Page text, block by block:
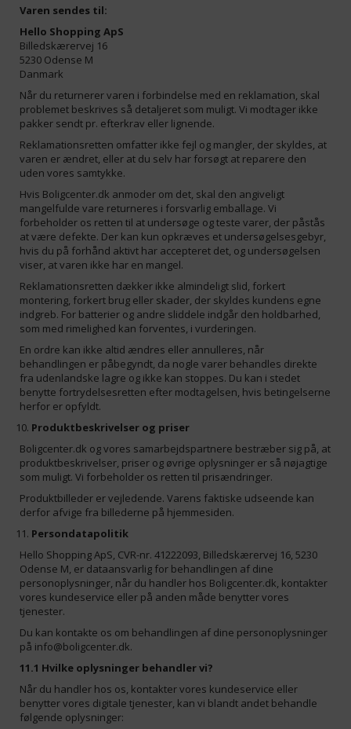
Varen sendes til:
Hello Shopping ApS
Billedskærervej 16
5230 Odense M
Danmark
Når du returnerer varen i forbindelse med en reklamation, skal
problemet beskrives så detaljeret som muligt. Vi modtager ikke
pakker sendt pr. efterkrav eller lignende.
Reklamationsretten omfatter ikke fejl og mangler, der skyldes, at
varen er ændret, eller at du selv har forsøgt at reparere den
uden vores samtykke.
Hvis Boligcenter.dk anmoder om det, skal den angiveligt
mangelfulde vare returneres i forsvarlig emballage. Vi
forbeholder os retten til at undersøge og teste varer, der påstås
at være defekte. Der kan kun opkræves et undersøgelsesgebyr,
hvis du på forhånd aktivt har accepteret det, og undersøgelsen
viser, at varen ikke har en mangel.
Reklamationsretten dækker ikke almindeligt slid, forkert
montering, forkert brug eller skader, der skyldes kundens egne
indgreb. For batterier og andre sliddele indgår den holdbarhed,
som med rimelighed kan forventes, i vurderingen.
En ordre kan ikke altid ændres eller annulleres, når
behandlingen er påbegyndt, da nogle varer behandles direkte
fra udenlandske lagre og ikke kan stoppes. Du kan i stedet
benytte fortrydelsesretten efter modtagelsen, hvis betingelserne
herfor er opfyldt.
Produktbeskrivelser og priser
Boligcenter.dk og vores samarbejdspartnere bestræber sig på, at
produktbeskrivelser, priser og øvrige oplysninger er så nøjagtige
som muligt. Vi forbeholder os retten til prisændringer.
Produktbilleder er vejledende. Varens faktiske udseende kan
derfor afvige fra billederne på hjemmesiden.
Persondatapolitik
Hello Shopping ApS, CVR-nr. 41222093, Billedskærervej 16, 5230
Odense M, er dataansvarlig for behandlingen af dine
personoplysninger, når du handler hos Boligcenter.dk, kontakter
vores kundeservice eller på anden måde benytter vores
tjenester.
Du kan kontakte os om behandlingen af dine personoplysninger
på info@boligcenter.dk.
11.1 Hvilke oplysninger behandler vi?
Når du handler hos os, kontakter vores kundeservice eller
benytter vores digitale tjenester, kan vi blandt andet behandle
følgende oplysninger: